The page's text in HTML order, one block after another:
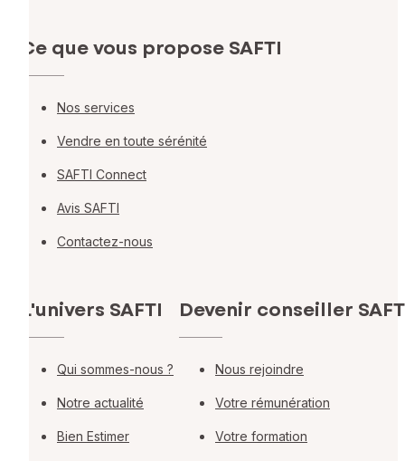
Ce que vous propose SAFTI
Nos services
Vendre en toute sérénité
SAFTI Connect
Avis SAFTI
Contactez-nous
L'univers SAFTI
Qui sommes-nous ?
Notre actualité
Bien Estimer
Devenir conseiller
Nous rejoindre
Votre rémunération
Votre formation